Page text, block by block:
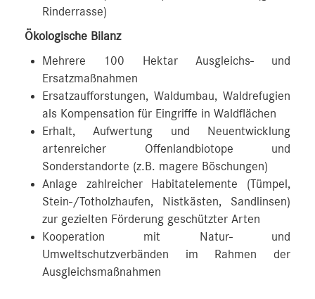
Rinderrasse)
Ökologische Bilanz
Mehrere 100 Hektar Ausgleichs- und
Ersatzmaßnahmen
Ersatzaufforstungen, Waldumbau, Waldrefugien
als Kompensation für Eingriffe in Waldflächen
Erhalt, Aufwertung und Neuentwicklung
artenreicher Offenlandbiotope und
Sonderstandorte (z.B. magere Böschungen)
Anlage zahlreicher Habitatelemente (Tümpel,
Stein-/Totholzhaufen, Nistkästen, Sandlinsen)
zur gezielten Förderung geschützter Arten
Kooperation mit Natur- und
Umweltschutzverbänden im Rahmen der
Ausgleichsmaßnahmen